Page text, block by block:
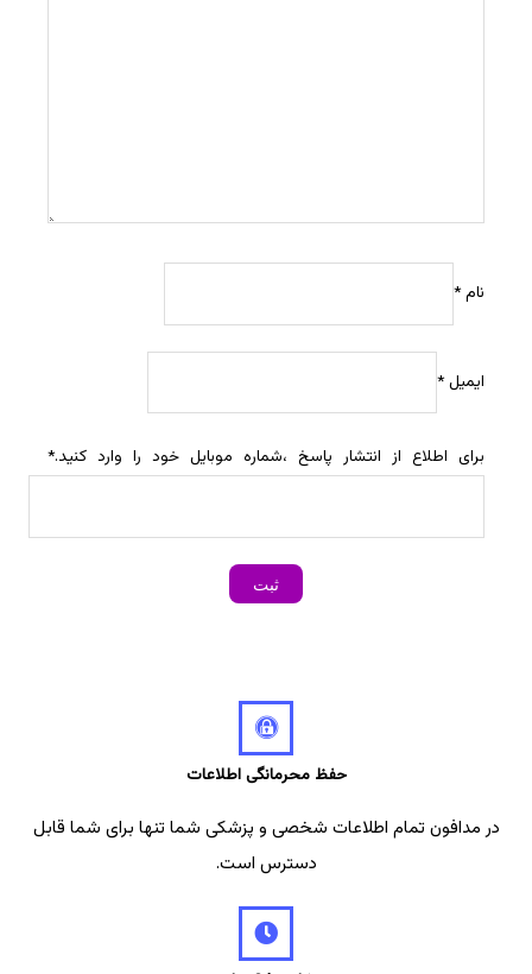
نام*
ایمیل*
برای اطلاع از انتشار پاسخ ،شماره موبایل خود را وارد کنید.*
حفظ محرمانگی اطلاعات
در مدافون تمام اطلاعات شخصی و پزشکی شما تنها برای شما قابل
دسترس است.